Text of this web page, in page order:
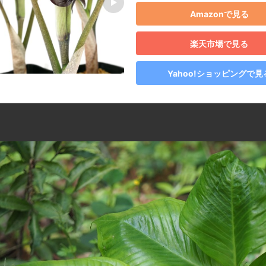
Amazonで見る
楽天市場で見る
Yahoo!ショッピングで見